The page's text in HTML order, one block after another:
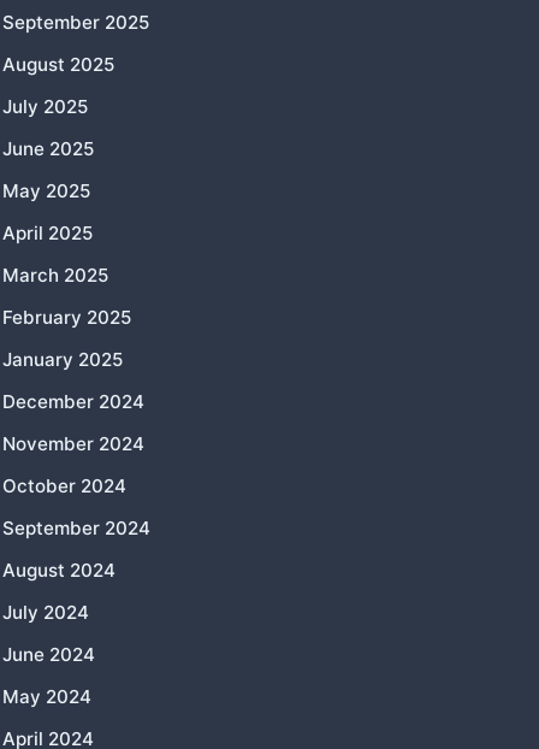
September 2025
August 2025
July 2025
June 2025
May 2025
April 2025
March 2025
February 2025
January 2025
December 2024
November 2024
October 2024
September 2024
August 2024
July 2024
June 2024
May 2024
April 2024